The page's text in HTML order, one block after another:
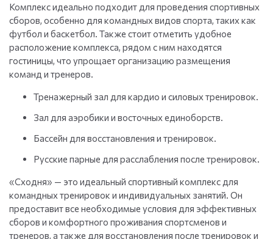
Комплекс идеально подходит для проведения спортивных
сборов, особенно для командных видов спорта, таких как
футбол и баскетбол. Также стоит отметить удобное
расположение комплекса, рядом с ним находятся
гостиницы, что упрощает организацию размещения
команд и тренеров.
Тренажерный зал для кардио и силовых тренировок.
Зал для аэробики и восточных единоборств.
Бассейн для восстановления и тренировок.
Русские парные для расслабления после тренировок.
«Сходня» — это идеальный спортивный комплекс для
командных тренировок и индивидуальных занятий. Он
предоставит все необходимые условия для эффективных
сборов и комфортного проживания спортсменов и
тренеров, а также для восстановления после тренировок и